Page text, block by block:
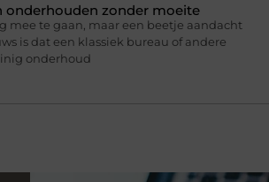
onderhouden zonder moeite
mee te gaan, maar een beetje aandacht
is dat een klassiek bureau of andere
onderhoud